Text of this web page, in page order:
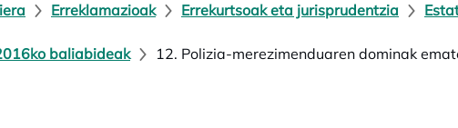
Erreklamazioak Errekurtsoak eta jurisprudentzia
baliabideak 12. Polizia-merezimenduaren dominak